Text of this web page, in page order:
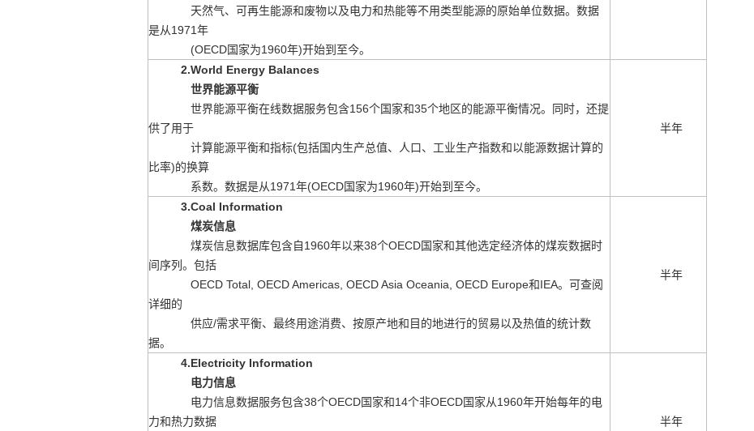
天然气、可再生能源和废物以及电力和热能等不用类型能源的原始单位数据。数据
是从1971年
(OECD国家为1960年)开始到至今。
2.World Energy Balances
世界能源平衡
世界能源平衡在线数据服务包含156个国家和35个地区的能源平衡情况。同时，还提
供了用于
计算能源平衡和指标(包括国内生产总值、人口、 工业生产指数和以能源数据计算的
比率)的换算
系数。数据是从1971年(OECD国家为1960年)开始到至今。
半年
3.Coal Information
煤炭信息
煤炭信息数据库包含自1960年以来38个OECD国家和其他选定经济体的煤炭数据时
间序列。 包括
OECD Total, OECD Americas, OECD Asia Oceania, OECD Europe和IEA。可查阅
详细的
供应/需求平衡、最终用途消费、按原产地和目的地进行的贸易以及热值的统计数
据。
半年
4.Electricity Information
电力信息
电力信息数据服务包含38个OECD国家和14个非OECD国家从1960年开始每年的电
力和热力数据
半年